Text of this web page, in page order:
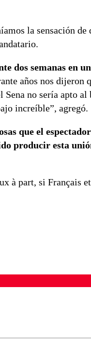
la sensación de
dos semanas en
años nos dijeron
no sería apto al
increíble”, agregó.
que el
producir esta
à part, si Français